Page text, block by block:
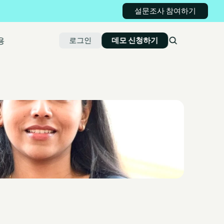
설문조사 참여하기
로그인 데모 신청하기